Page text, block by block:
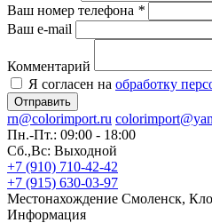
Ваш номер телефона *
Ваш e-mail
Комментарий
Я согласен на обработку
Отправить
rn@colorimport.ru
Пн.-Пт.: 09:00 - 18:00
Сб.,Вс: Выходной
+7 (910) 710-42-42
+7 (915) 630-03-97
Местонахождение Смоленск,
Информация